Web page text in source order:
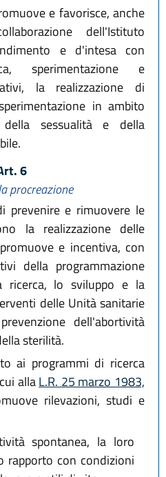
e favorisce, anche
dell'Istituto
e d'intesa con
sperimentazione e
la realizzazione di
in ambito
sessualità e della
6
procreazione
prevenire e rimuovere le
la realizzazione delle
e incentiva, con
della programmazione
ricerca, lo sviluppo e la
delle Unità sanitarie
dell'abortività
sterilità.
ai programmi di ricerca
allaL.R. 25 marzo 1983,
rilevazioni, studi e
spontanea, la loro
rapporto con condizioni